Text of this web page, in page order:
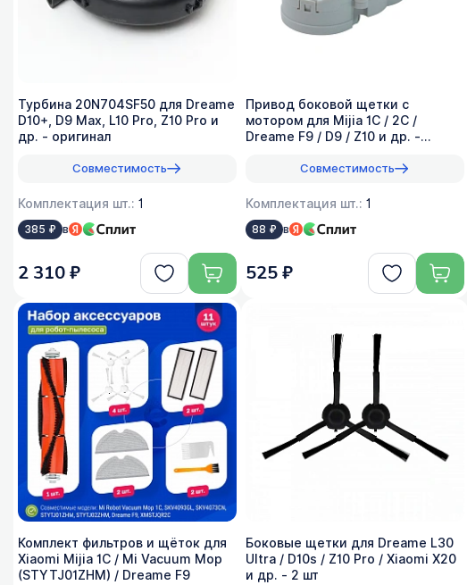
Турбина 20N704SF50 для Dreame
D10+, D9 Max, L10 Pro, Z10 Pro и
др. - оригинал
Совместимость
Комплектация шт.: 1
385 ₽ в
2 310 ₽
Привод боковой щетки с
мотором для Mijia 1C / 2C /
Dreame F9 / D9 / Z10 и др. -
Совместимость
Комплектация шт.: 1
88 ₽ в
525 ₽
Комплект фильтров и щёток для
Xiaomi Mijia 1C / Mi Vacuum Mop
(STYTJ01ZHM) / Dreame F9
Боковые щетки для Dreame L30
Ultra / D10s / Z10 Pro / Xiaomi X20
и др. - 2 шт